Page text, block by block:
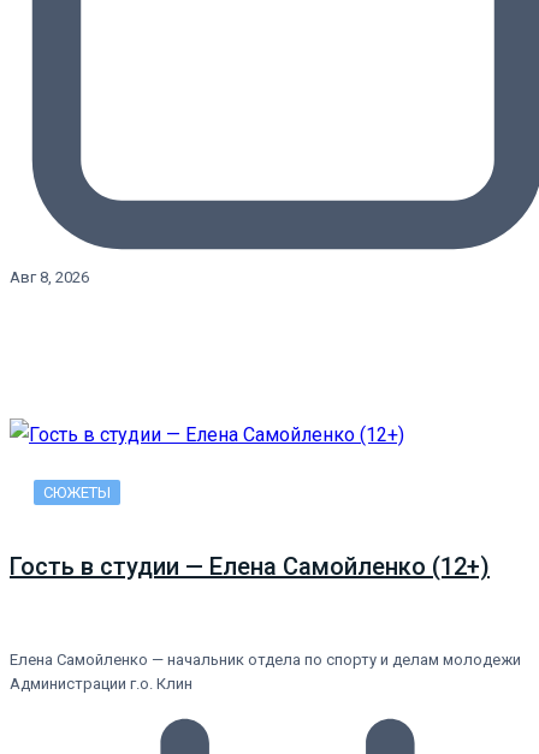
Авг 8, 2026
СЮЖЕТЫ
Гость в студии — Елена Самойленко (12+)
Елена Самойленко — начальник отдела по спорту и делам молодежи
Администрации г.о. Клин